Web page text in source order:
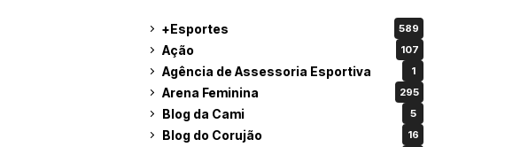
+Esportes 589
Ação 107
Agência de Assessoria Esportiva 1
Arena Feminina 295
Blog da Cami 5
Blog do Corujão 16